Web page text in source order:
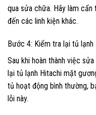
qua sửa chữa. Hãy làm cẩn
đến các linh kiện khác.
Bước 4: Kiểm tra lại tủ lạnh
Sau khi hoàn thành việc
lại tủ lạnh Hitachi mặt
tủ hoạt động bình thường,
lỗi này.